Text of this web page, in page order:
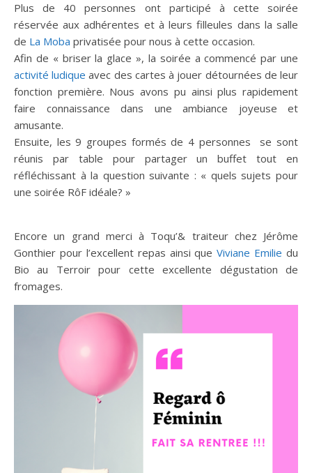
Plus de 40 personnes ont participé à cette soirée
réservée aux adhérentes et à leurs filleules dans la salle
de La Moba privatisée pour nous à cette occasion.
Afin de « briser la glace », la soirée a commencé par une
activité ludique avec des cartes à jouer détournées de leur
fonction première. Nous avons pu ainsi plus rapidement
faire connaissance dans une ambiance joyeuse et
amusante.
Ensuite, les 9 groupes formés de 4 personnes se sont
réunis par table pour partager un buffet tout en
réfléchissant à la question suivante : « quels sujets pour
une soirée RôF idéale? »
Encore un grand merci à Toqu’& traiteur chez Jérôme
Gonthier pour l’excellent repas ainsi queViviane Emilie du
Bio au Terroir pour cette excellente dégustation de
fromages.